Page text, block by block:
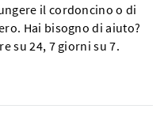
il cordoncino o di
Hai bisogno di aiuto?
su 24, 7 giorni su 7.